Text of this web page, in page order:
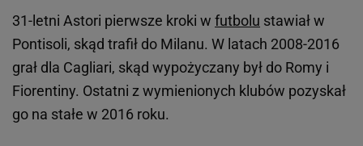
31-letni Astori pierwsze kroki w futbolu stawiał w
Pontisoli, skąd trafił do Milanu. W latach 2008-2016
grał dla Cagliari, skąd wypożyczany był do Romy i
Fiorentiny. Ostatni z wymienionych klubów pozyskał
go na stałe w 2016 roku.